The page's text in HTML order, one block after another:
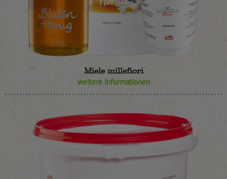
Miele millefiori
weitere Informationen